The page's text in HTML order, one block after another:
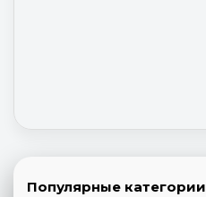
Популярные категории